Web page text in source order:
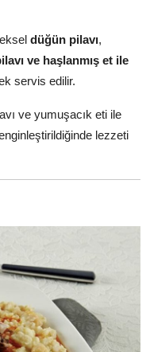
düğün pilavı,
ve haşlanmış et ile
servis edilir.
ve yumuşacık eti ile
lezzeti